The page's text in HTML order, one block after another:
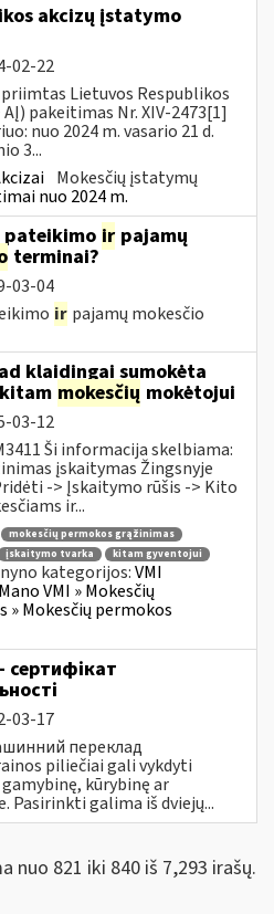
akcizų įstatymo
02-22
Lietuvos Respublikos
pakeitimas Nr. XIV-2473[1]
nuo 2024 m. vasario 21 d.
3...
Mokesčių įstatymų
nuo 2024 m.
pateikimo ir pajamų
terminai?
03-04
ir pajamų mokesčio
klaidingai sumokėta
mokesčių mokėtojui
03-12
Ši informacija skelbiama:
įskaitymas Žingsnyje
-> Įskaitymo rūšis -> Kito
ir...
mokesčių permokos grąžinimas
įskaitymo tvarka
kitam gyventojui
kategorijos:VMI
VMI » Mokesčių
» Mokesčių permokos
сертифікат
03-17
переклад
piliečiai gali vykdyti
kūrybinę ar
Pasirinkti galima iš dviejų...
nuo 821 iki 840 iš 7,293 irašų.